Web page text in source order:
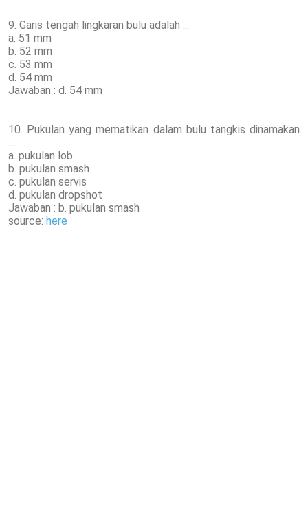
9. Garis tengah lingkaran bulu adalah ...
a. 51 mm
b. 52 mm
c. 53 mm
d. 54 mm
Jawaban : d. 54 mm
10. Pukulan yang mematikan dalam bulu tangkis dinamakan
a. pukulan lob
b. pukulan smash
c. pukulan servis
d. pukulan dropshot
Jawaban : b. pukulan smash
source: here